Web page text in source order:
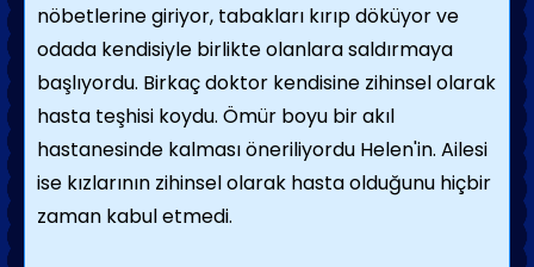
nöbetlerine giriyor, tabakları kırıp döküyor ve
odada kendisiyle birlikte olanlara saldırmaya
başlıyordu. Birkaç doktor kendisine zihinsel olarak
hasta teşhisi koydu. Ömür boyu bir akıl
hastanesinde kalması öneriliyordu Helen'in. Ailesi
ise kızlarının zihinsel olarak hasta olduğunu hiçbir
zaman kabul etmedi.